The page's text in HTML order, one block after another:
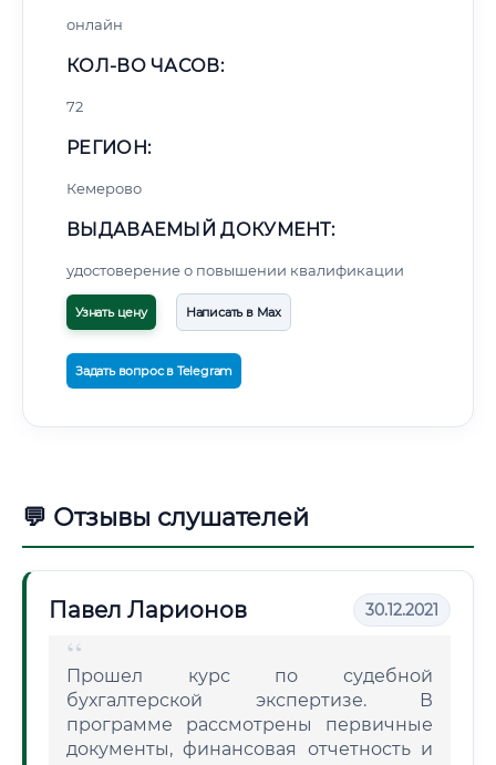
онлайн
КОЛ-ВО ЧАСОВ:
72
РЕГИОН:
Кемерово
ВЫДАВАЕМЫЙ ДОКУМЕНТ:
удостоверение о повышении квалификации
Узнать цену Написать в Max
Задать вопрос в Telegram
💬 Отзывы слушателей
Павел Ларионов 30.12.2021
Прошел курс по судебной
бухгалтерской экспертизе. В
программе рассмотрены первичные
документы, финансовая отчетность и